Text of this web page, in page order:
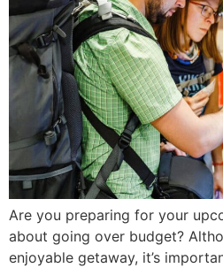
Are you preparing for your
about going over budget?
enjoyable getaway, it’s